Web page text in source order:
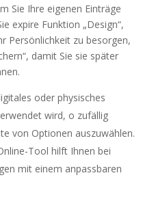
Sie Ihre eigenen Einträge
expire Funktion „Design“,
Persönlichkeit zu besorgen,
damit Sie sie später
oder physisches
wird, o zufällig
von Optionen auszuwählen.
Tool hilft Ihnen bei
mit einem anpassbaren